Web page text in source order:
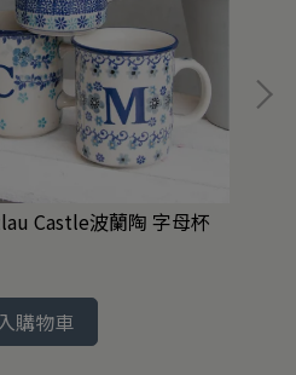
Castle波蘭陶 字母杯
購物車